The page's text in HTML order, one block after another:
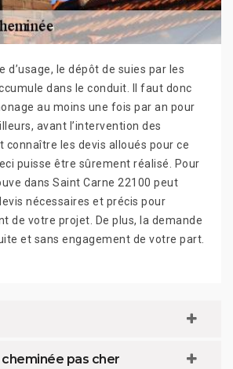
d’usage, le dépôt de suies par les
dans le conduit. Il faut donc
au moins une fois par an pour
avant l’intervention des
connaître les devis alloués pour ce
puisse être sûrement réalisé. Pour
dans Saint Carne 22100 peut
nécessaires et précis pour
de votre projet. De plus, la demande
et sans engagement de votre part.
pas cher